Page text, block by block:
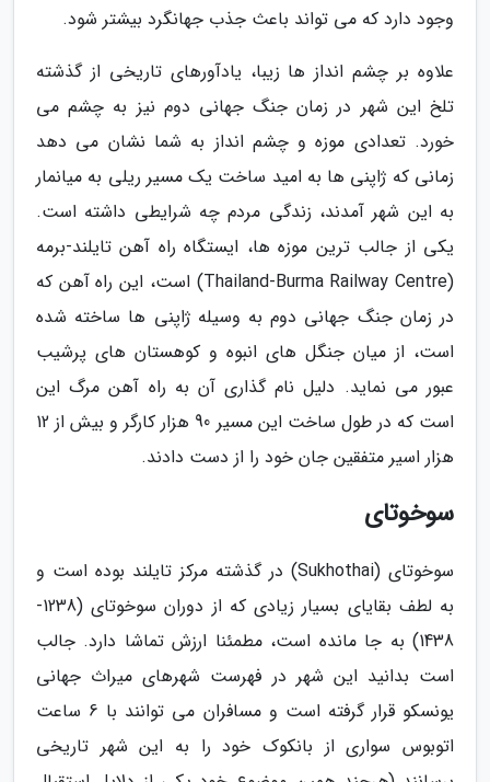
وجود دارد که می تواند باعث جذب جهانگرد بیشتر شود.
علاوه بر چشم انداز ها زیبا، یادآورهای تاریخی از گذشته
تلخ این شهر در زمان جنگ جهانی دوم نیز به چشم می
خورد. تعدادی موزه و چشم انداز به شما نشان می دهد
زمانی که ژاپنی ها به امید ساخت یک مسیر ریلی به میانمار
به این شهر آمدند، زندگی مردم چه شرایطی داشته است.
یکی از جالب ترین موزه ها، ایستگاه راه آهن تایلند-برمه
(Thailand-Burma Railway Centre) است، این راه آهن که
در زمان جنگ جهانی دوم به وسیله ژاپنی ها ساخته شده
است، از میان جنگل های انبوه و کوهستان های پرشیب
عبور می نماید. دلیل نام گذاری آن به راه آهن مرگ این
است که در طول ساخت این مسیر 90 هزار کارگر و بیش از 12
هزار اسیر متفقین جان خود را از دست دادند.
سوخوتای
سوخوتای (Sukhothai) در گذشته مرکز تایلند بوده است و
به لطف بقایای بسیار زیادی که از دوران سوخوتای (1238-
1438) به جا مانده است، مطمئنا ارزش تماشا دارد. جالب
است بدانید این شهر در فهرست شهرهای میراث جهانی
یونسکو قرار گرفته است و مسافران می توانند با 6 ساعت
اتوبوس سواری از بانکوک خود را به این شهر تاریخی